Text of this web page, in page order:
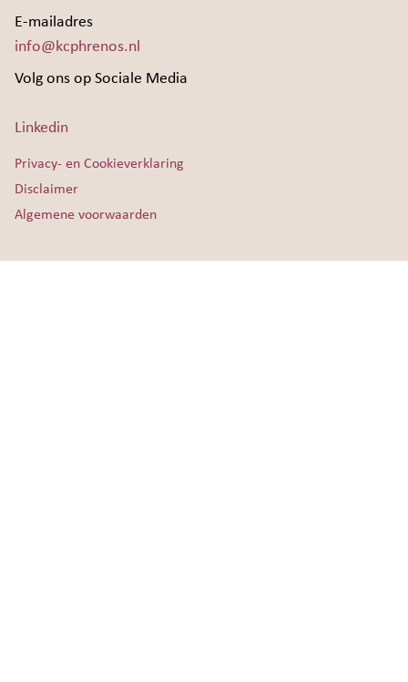
E-mailadres
info@kcphrenos.nl
Volg ons op Sociale Media
Linkedin
Privacy- en Cookieverklaring
Disclaimer
Algemene voorwaarden